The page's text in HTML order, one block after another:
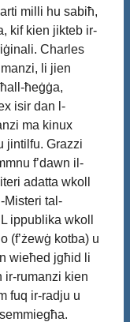
milli hu sabiħ,
kif kien jikteb ir-
Charles
li jien
ħeġġa,
isir dan l-
ma kinux
jintilfu. Grazzi
f’dawn il-
adatta wkoll
Misteri tal-
ippublika wkoll
(f’żewġ kotba) u
wieħed jgħid li
ir-rumanzi kien
fuq ir-radju u